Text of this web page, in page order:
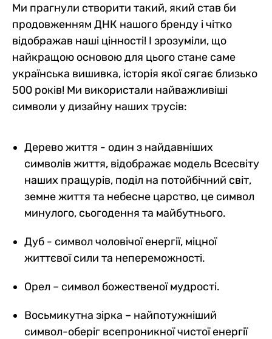
Ми прагнули створити такий, який став би
продовженням ДНК нашого бренду і чітко
відображав наші цінності! І зрозуміли, що
найкращою основою для цього стане саме
українська вишивка, історія якої сягає близько
500 років! Ми використали найважливіші
символи у дизайну наших трусів:
Дерево життя - один з найдавніших
символів життя, відображає модель Всесвіту
наших пращурів, поділ на потойбічний світ,
земне життя та небесне царство, це символ
минулого, сьогодення та майбутнього.
Дуб - символ чоловічої енергії, міцної
життєвої сили та непереможності.
Орел – символ божественої мудрості.
Восьмикутна зірка – найпотужніший
символ-оберіг всепроникної чистої енергії